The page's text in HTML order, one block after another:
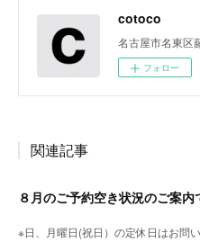
cotoco
名古屋市名東区
フォロー
関連記事
８月のご予約空き状況のご案内
※日、月曜日(祝日）の定休日はお問